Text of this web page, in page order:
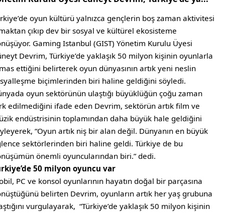
oyun kültürü yalnızca gençlerin boş zaman aktivitesi
çıkıp dev bir sosyal ve kültürel ekosisteme
Gaming Istanbul (GIST) Yönetim Kurulu Üyesi
Devrim, Türkiye’de yaklaşık 50 milyon kişinin oyunlarla
ettiğini belirterek oyun dünyasının artık yeni neslin
biçimlerinden biri haline geldiğini söyledi.
oyun sektörünün ulaştığı büyüklüğün çoğu zaman
edilmediğini ifade eden Devrim, sektörün artık film ve
endüstrisinin toplamından daha büyük hale geldiğini
“Oyun artık niş bir alan değil. Dünyanın en büyük
sektörlerinden biri haline geldi. Türkiye de bu
önemli oyuncularından biri.” dedi.
50 milyon oyuncu var
PC ve konsol oyunlarının hayatın doğal bir parçasına
belirten Devrim, oyunların artık her yaş grubuna
vurgulayarak, “Türkiye’de yaklaşık 50 milyon kişinin